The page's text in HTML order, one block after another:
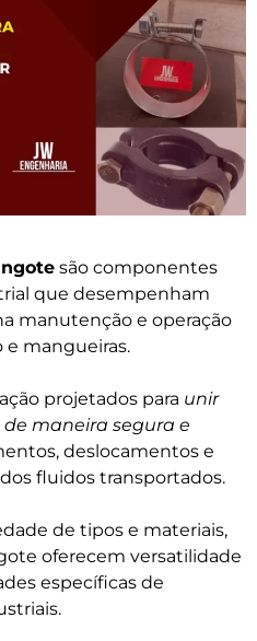
são componentes
que desempenham
manutenção e operação
mangueiras.
projetados para unir
maneira segura e
deslocamentos e
fluidos transportados.
de tipos e materiais,
oferecem versatilidade
específicas de